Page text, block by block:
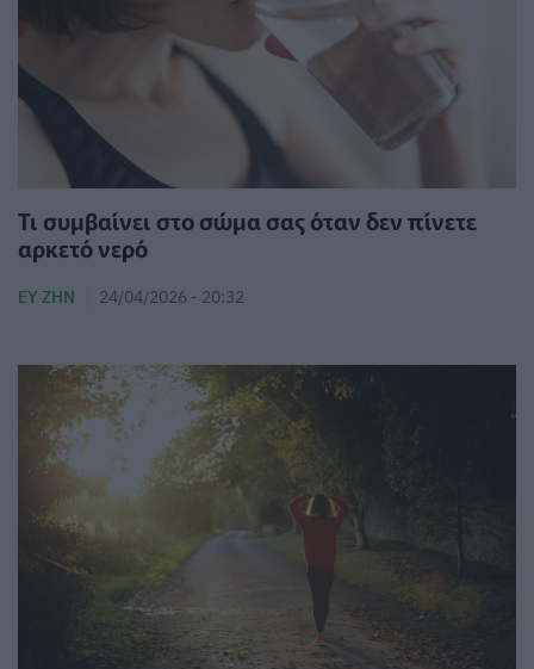
Τι συμβαίνει στο σώμα σας όταν δεν πίνετε
αρκετό νερό
ΕΥ ΖΗΝ 24/04/2026 - 20:32